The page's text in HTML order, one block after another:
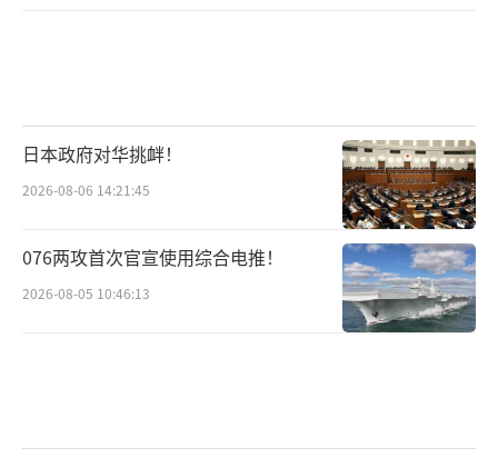
日本政府对华挑衅！
2026-08-06 14:21:45
076两攻首次官宣使用综合电推！
2026-08-05 10:46:13